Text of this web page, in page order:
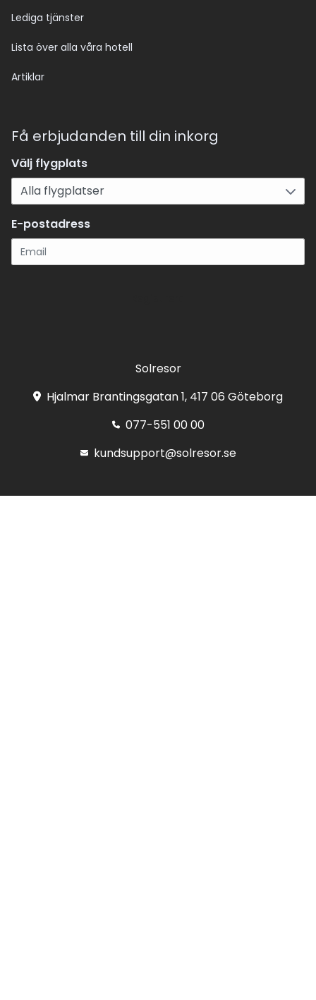
Lediga tjänster
Lista över alla våra hotell
Artiklar
Få erbjudanden till din inkorg
Välj flygplats
E-postadress
Solresor
Hjalmar Brantingsgatan 1, 417 06 Göteborg
077-551 00 00
kundsupport@solresor.se